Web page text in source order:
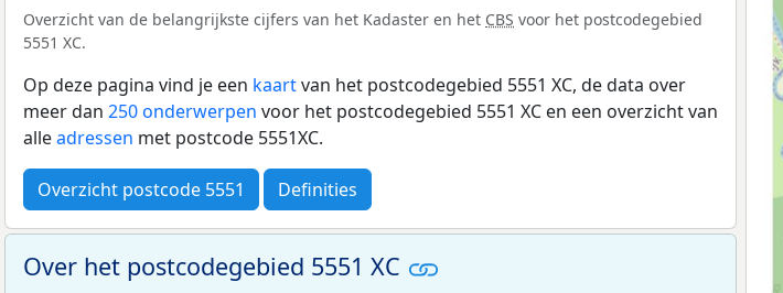
Overzicht van de belangrijkste cijfers van het Kadaster en het CBS voor het postcodegebied
5551 XC.
Op deze pagina vind je een kaartvan het postcodegebied 5551 XC, de data over
meer dan 250 onderwerpen voor het postcodegebied 5551 XC en een overzicht van
alleadressen met postcode 5551XC.
Overzicht postcode 5551 Definities
Over het postcodegebied 5551 XC